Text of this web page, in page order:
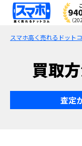
（
スマホ高く売れるドット
買取
査定